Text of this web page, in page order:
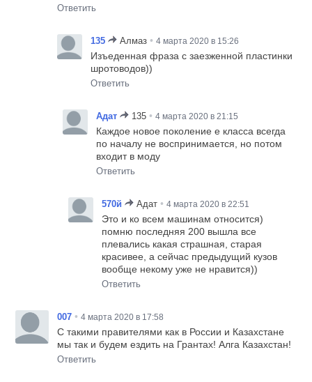
Ответить
135 Алмаз • 4 марта 2020 в 15:26
Изъеденная фраза с заезженной пластинки
шротоводов))
Ответить
Адат 135 • 4 марта 2020 в 21:15
Каждое новое поколение е класса всегда
по началу не воспринимается, но потом
входит в моду
Ответить
570й Адат • 4 марта 2020 в 22:51
Это и ко всем машинам относится)
помню последняя 200 вышла все
плевались какая страшная, старая
красивее, а сейчас предыдущий кузов
вообще некому уже не нравится))
Ответить
007 • 4 марта 2020 в 17:58
С такими правителями как в России и Казахстане
мы так и будем ездить на Грантах! Алга Казахстан!
Ответить